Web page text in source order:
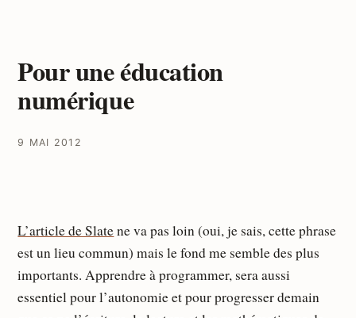
Pour une éducation
numérique
9 MAI 2012
L’article de Slatene va pas loin (oui, je sais, cette phrase
est un lieu commun) mais le fond me semble des plus
importants. Apprendre à programmer, sera aussi
essentiel pour l’autonomie et pour progresser demain